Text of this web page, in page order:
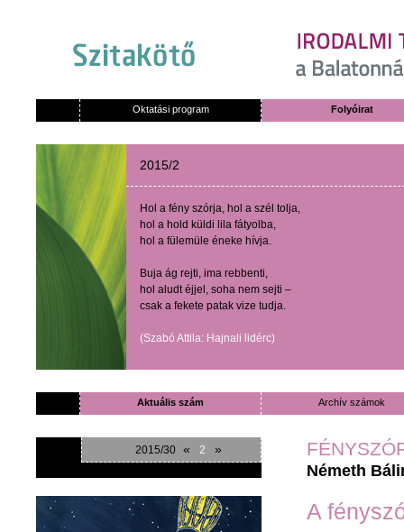
Oktatási program Folyóirat
2015/2
Hol a fény szórja, hol a szél tolja,
hol a hold küldi lila fátyolba,
hol a fülemüle éneke hívja.
Buja ág rejti, ima rebbenti,
hol aludt éjjel , soha nem sejti –
csak a fekete patak vize tudja.
(Szabó Attila: Hajnali lidérc)
Aktuális szám Archív számok
2015/30 « 2 »
Németh
A